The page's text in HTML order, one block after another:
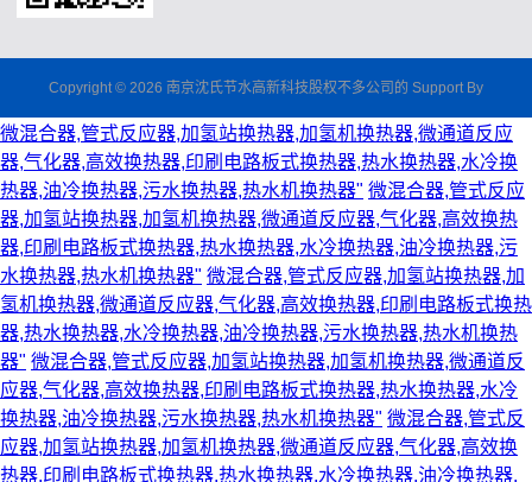
Copyright © 2026 南京沈氏节水高新科技股权不多公司的 Support By
微混合器,管式反应器,加氢站换热器,加氢机换热器,微通道反应
器,气化器,高效换热器,印刷电路板式换热器,热水换热器,水冷换
热器,油冷换热器,污水换热器,热水机换热器" 微混合器,管式反应
器,加氢站换热器,加氢机换热器,微通道反应器,气化器,高效换热
器,印刷电路板式换热器,热水换热器,水冷换热器,油冷换热器,污
水换热器,热水机换热器" 微混合器,管式反应器,加氢站换热器,加
氢机换热器,微通道反应器,气化器,高效换热器,印刷电路板式换热
器,热水换热器,水冷换热器,油冷换热器,污水换热器,热水机换热
器" 微混合器,管式反应器,加氢站换热器,加氢机换热器,微通道反
应器,气化器,高效换热器,印刷电路板式换热器,热水换热器,水冷
换热器,油冷换热器,污水换热器,热水机换热器" 微混合器,管式反
应器,加氢站换热器,加氢机换热器,微通道反应器,气化器,高效换
热器,印刷电路板式换热器,热水换热器,水冷换热器,油冷换热器,